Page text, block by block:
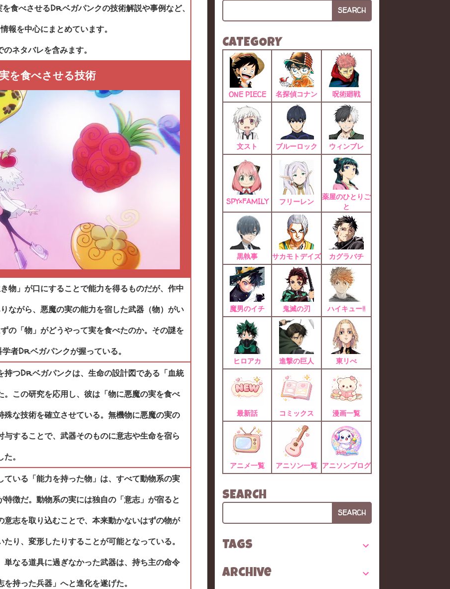
食べさせるDr.ベガパンクの技術解説や事例など、
報を中心にまとめています。
のネタバレを含みます。
を食べさせる技術
物」が口にすることで能力を得るものだが、作中
ながら、悪魔の実の能力を宿した武器（物）がい
の「物」がどうやって実を食べたのか。その謎を
者Dr.ベガパンクが握っている。
持つDr.ベガパンクは、生命の設計図である「血統
。この研究を応用し、彼は「物に悪魔の実を食べ
殊な技術を確立させている。無機物に悪魔の実の
与することで、武器そのものに意志や生命を宿ら
。
ている「能力を持った物」は、すべて動物系の実
特徴だ。動物系の実には独自の「意志」が宿ると
意志を取り込むことで、本来動かないはずの物が
たり、変形したりすることが可能となっている。
単なる道具に過ぎなかった武器は、持ち主の命令
持った兵器」へと進化を遂げた。
SEARCH
CATEGORY
ONE PIECE 名探偵コナン 呪術廻戦
文スト ブルーロック ウィンブレ
SPY×FAMILY フリーレン
薬屋のひとりご
と
黒執事 サカモトデイズ カグラバチ
魔男のイチ 鬼滅の刃 ハイキュー!!
ヒロアカ 進撃の巨人 東リべ
最新話 コミックス 漫画一覧
アニメ一覧 アニソン一覧 アニソンブログ
SEARCH
SEARCH
TAGS
Archive